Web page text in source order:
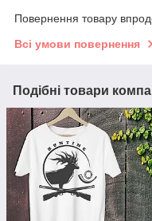
Повернення товару
Всі умови повернення
Подібні товари